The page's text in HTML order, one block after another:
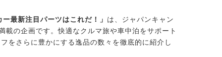
ー最新注目パーツはこれだ！」 は、ジャパンキャン
の企画です。快適なクルマ旅や車中泊をサポート
をさらに豊かにする逸品の数々を徹底的に紹介し